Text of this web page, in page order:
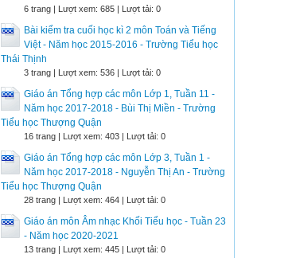
6 trang | Lượt xem: 685 | Lượt tải: 0
Bài kiểm tra cuối học kì 2 môn Toán và Tiếng
Việt - Năm học 2015-2016 - Trường Tiểu học
Thái Thịnh
3 trang | Lượt xem: 536 | Lượt tải: 0
Giáo án Tổng hợp các môn Lớp 1, Tuần 11 -
Năm học 2017-2018 - Bùi Thị Miền - Trường
Tiểu học Thượng Quận
16 trang | Lượt xem: 403 | Lượt tải: 0
Giáo án Tổng hợp các môn Lớp 3, Tuần 1 -
Năm học 2017-2018 - Nguyễn Thị An - Trường
Tiểu học Thượng Quận
28 trang | Lượt xem: 464 | Lượt tải: 0
Giáo án môn Âm nhạc Khối Tiểu học - Tuần 23
- Năm học 2020-2021
13 trang | Lượt xem: 445 | Lượt tải: 0